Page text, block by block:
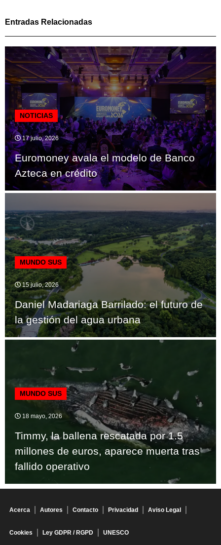
Entradas Relacionadas
NOTICIAS
17 julio, 2026
Euromoney avala el modelo de Banco
Azteca en crédito
MUNDO SUS
15 julio, 2026
Daniel Madariaga Barrilado: el futuro de
la gestión del agua urbana
MUNDO SUS
18 mayo, 2026
Timmy, la ballena rescatada por 1.5
millones de euros, aparece muerta tras
fallido operativo
Acerca Autores Contacto Privacidad Aviso Legal
Cookies Ley GDPR / RGPD UNESCO